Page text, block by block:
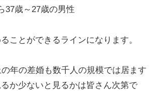
37歳～27歳の男性
ことができるラインになります。
年の差婚も数千人の規模では居ます
か少ないと見るかは皆さん次第で